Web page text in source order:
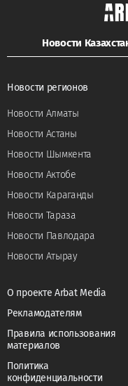
Новости
Новости регионов
Новости Алматы
Новости Астаны
Новости Шымкента
Новости Актобе
Новости Караганды
Новости Тараза
Новости Павлодара
Новости Атырау
О проекте Arbat Media
Рекламодателям
Правила использования
материалов
Политика
конфиденциальности